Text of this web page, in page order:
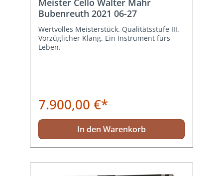
Meister Cello Walter Mahr
Bubenreuth 2021 06-27
Wertvolles Meisterstück. Qualitätsstufe III.
Vorzüglicher Klang. Ein Instrument fürs
Leben.
7.900,00 €*
In den Warenkorb